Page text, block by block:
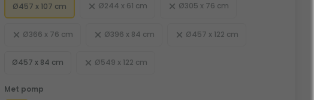
Ø457 x 107 cm Ø244 x 61 cm Ø305 x 76 cm
Ø366 x 76 cm Ø396 x 84 cm Ø457 x 122 cm
Ø457 x 84 cm Ø549 x 122 cm
Met pomp